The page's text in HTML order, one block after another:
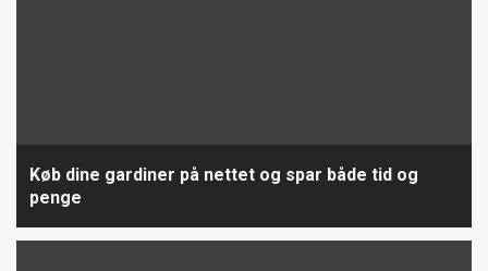
Køb dine gardiner på nettet og spar både tid og
penge